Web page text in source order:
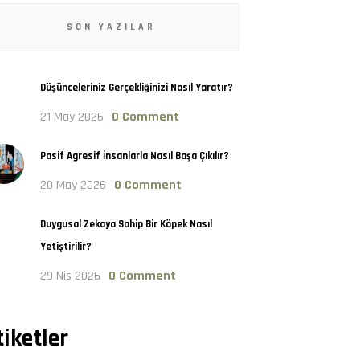
SON YAZILAR
Düşünceleriniz Gerçekliğinizi Nasıl Yaratır?
21 May 2026 0 Comment
Pasif Agresif İnsanlarla Nasıl Başa Çıkılır?
20 May 2026 0 Comment
Duygusal Zekaya Sahip Bir Köpek Nasıl
Yetiştirilir?
29 Nis 2026 0 Comment